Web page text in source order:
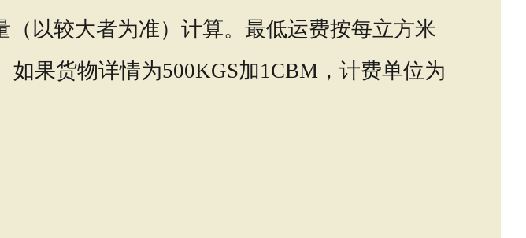
以较大者为准）计算。最低运费按每立方米
如果货物详情为500KGS加1CBM，计费单位为